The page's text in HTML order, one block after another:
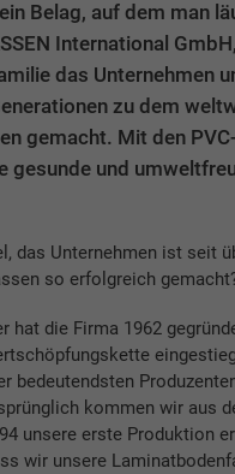
Belag, auf dem man
International
das Unternehmen
zu dem
gemacht. Mit den
gesunde und
das Unternehmen ist seit
so erfolgreich
hat die Firma 1962
bedeutendsten
kommen wir aus
unsere erste Produktion
wir unsere